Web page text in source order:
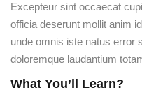
Excepteur sint occaecat
officia deserunt mollit anim
unde omnis iste natus error
doloremque laudantium
What You’ll Learn?